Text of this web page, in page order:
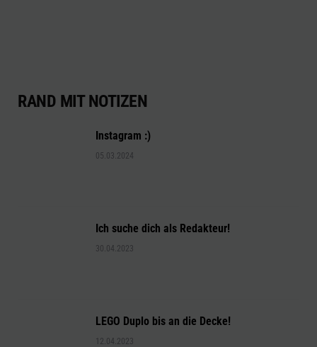
RAND MIT NOTIZEN
Instagram :)
05.03.2024
Ich suche dich als Redakteur!
30.04.2023
LEGO Duplo bis an die Decke!
12.04.2023